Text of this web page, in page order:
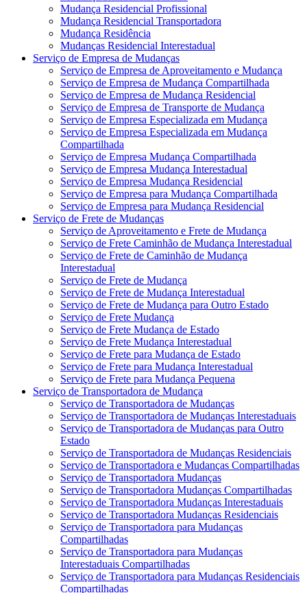
Mudança Residencial Profissional
Mudança Residencial Transportadora
Mudança Residência
Mudanças Residencial Interestadual
Serviço de Empresa de Mudanças
Serviço de Empresa de Aproveitamento e Mudança
Serviço de Empresa de Mudança Compartilhada
Serviço de Empresa de Mudança Residencial
Serviço de Empresa de Transporte de Mudança
Serviço de Empresa Especializada em Mudança
Serviço de Empresa Especializada em Mudança
Compartilhada
Serviço de Empresa Mudança Compartilhada
Serviço de Empresa Mudança Interestadual
Serviço de Empresa Mudança Residencial
Serviço de Empresa para Mudança Compartilhada
Serviço de Empresa para Mudança Residencial
Serviço de Frete de Mudanças
Serviço de Aproveitamento e Frete de Mudança
Serviço de Frete Caminhão de Mudança Interestadual
Serviço de Frete de Caminhão de Mudança
Interestadual
Serviço de Frete de Mudança
Serviço de Frete de Mudança Interestadual
Serviço de Frete de Mudança para Outro Estado
Serviço de Frete Mudança
Serviço de Frete Mudança de Estado
Serviço de Frete Mudança Interestadual
Serviço de Frete para Mudança de Estado
Serviço de Frete para Mudança Interestadual
Serviço de Frete para Mudança Pequena
Serviço de Transportadora de Mudança
Serviço de Transportadora de Mudanças
Serviço de Transportadora de Mudanças Interestaduais
Serviço de Transportadora de Mudanças para Outro
Estado
Serviço de Transportadora de Mudanças Residenciais
Serviço de Transportadora e Mudanças Compartilhadas
Serviço de Transportadora Mudanças
Serviço de Transportadora Mudanças Compartilhadas
Serviço de Transportadora Mudanças Interestaduais
Serviço de Transportadora Mudanças Residenciais
Serviço de Transportadora para Mudanças
Compartilhadas
Serviço de Transportadora para Mudanças
Interestaduais Compartilhadas
Serviço de Transportadora para Mudanças Residenciais
Compartilhadas